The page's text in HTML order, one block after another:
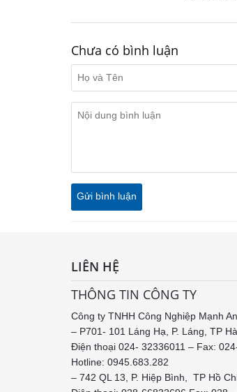
Chưa có bình luận
LIÊN HỆ
THÔNG TIN CÔNG TY
Công ty TNHH Công Nghiệp Mạnh An
– P701- 101 Láng Hạ, P. Láng, TP
Điện thoại 024- 32336011 – Fax:
Hotline: 0945.683.282
– 742 QL 13, P. Hiệp Bình, TP Hồ